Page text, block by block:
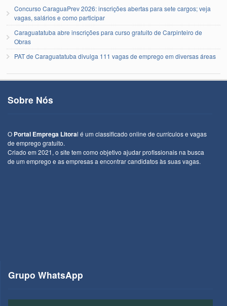
Concurso CaraguaPrev 2026: inscrições abertas para sete cargos; veja
vagas, salários e como participar
Caraguatatuba abre inscrições para curso gratuito de Carpinteiro de
Obras
PAT de Caraguatatuba divulga 111 vagas de emprego em diversas áreas
Sobre Nós
O Portal Emprega Litoral é um classificado online de currículos e vagas
de emprego gratuito.
Criado em 2021, o site tem como objetivo ajudar profissionais na busca
de um emprego e as empresas a encontrar candidatos às suas vagas.
Grupo WhatsApp